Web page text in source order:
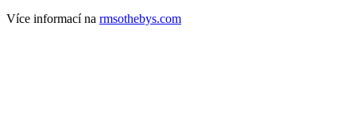
Více informací na rmsothebys.com